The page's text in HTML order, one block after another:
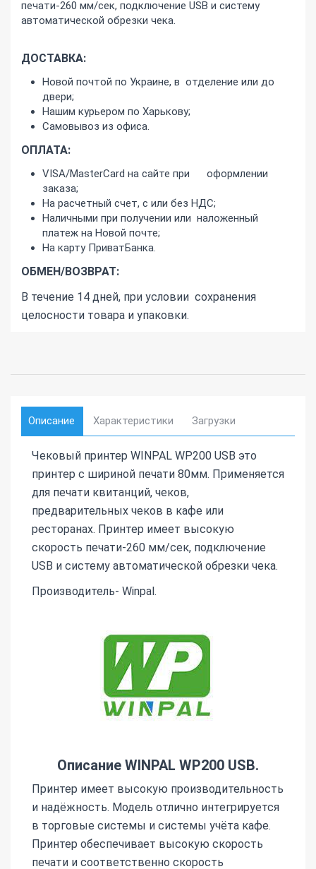
печати-260 мм/сек, подключение USB и систему
автоматической обрезки чека.
ДОСТАВКА:
Новой почтой по Украине, в отделение или до
двери;
Нашим курьером по Харькову;
Самовывоз из офиса.
ОПЛАТА:
VISA/MasterCard на сайте при оформлении
заказа;
На расчетный счет, с или без НДС;
Наличными при получении или наложенный
платеж на Новой почте;
На карту ПриватБанка.
ОБМЕН/ВОЗВРАТ:
В течение 14 дней, при условии сохранения
целосности товара и упаковки.
Описание Характеристики Загрузки
Чековый принтер WINPAL WP200 USB это
принтер с шириной печати 80мм. Применяется
для печати квитанций, чеков,
предварительных чеков в кафе или
ресторанах. Принтер имеет высокую
скорость печати-260 мм/сек, подключение
USB и систему автоматической обрезки чека.
Производитель- Winpal.
Описание WINPAL WP200 USB.
Принтер имеет высокую производительность
и надёжность. Модель отлично интегрируется
в торговые системы и системы учёта кафе.
Принтер обеспечивает высокую скорость
печати и соответственно скорость